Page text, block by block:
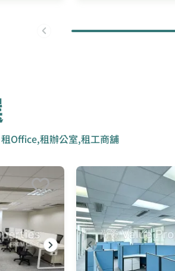
Office,租辦公室,租工商舖